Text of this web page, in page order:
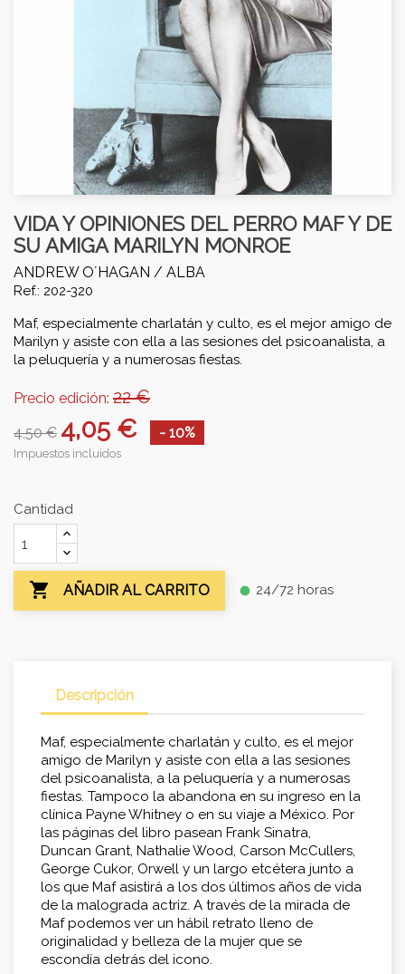
VIDA Y OPINIONES DEL PERRO MAF Y DE
SU AMIGA MARILYN MONROE
ANDREW O´HAGAN / ALBA
Ref.: 202-320
Maf, especialmente charlatán y culto, es el mejor amigo de
Marilyn y asiste con ella a las sesiones del psicoanalista, a
la peluquería y a numerosas fiestas.
Precio edición: 22 €
4,50 € 4,05 € - 10%
Impuestos incluidos
Cantidad
 AÑADIR AL CARRITO fiber_manual_record 24/72 horas
Descripción
Maf, especialmente charlatán y culto, es el mejor
amigo de Marilyn y asiste con ella a las sesiones
del psicoanalista, a la peluquería y a numerosas
fiestas. Tampoco la abandona en su ingreso en la
clínica Payne Whitney o en su viaje a México. Por
las páginas del libro pasean Frank Sinatra,
Duncan Grant, Nathalie Wood, Carson McCullers,
George Cukor, Orwell y un largo etcétera junto a
los que Maf asistirá a los dos últimos años de vida
de la malograda actriz. A través de la mirada de
Maf podemos ver un hábil retrato lleno de
originalidad y belleza de la mujer que se
escondía detrás del icono.